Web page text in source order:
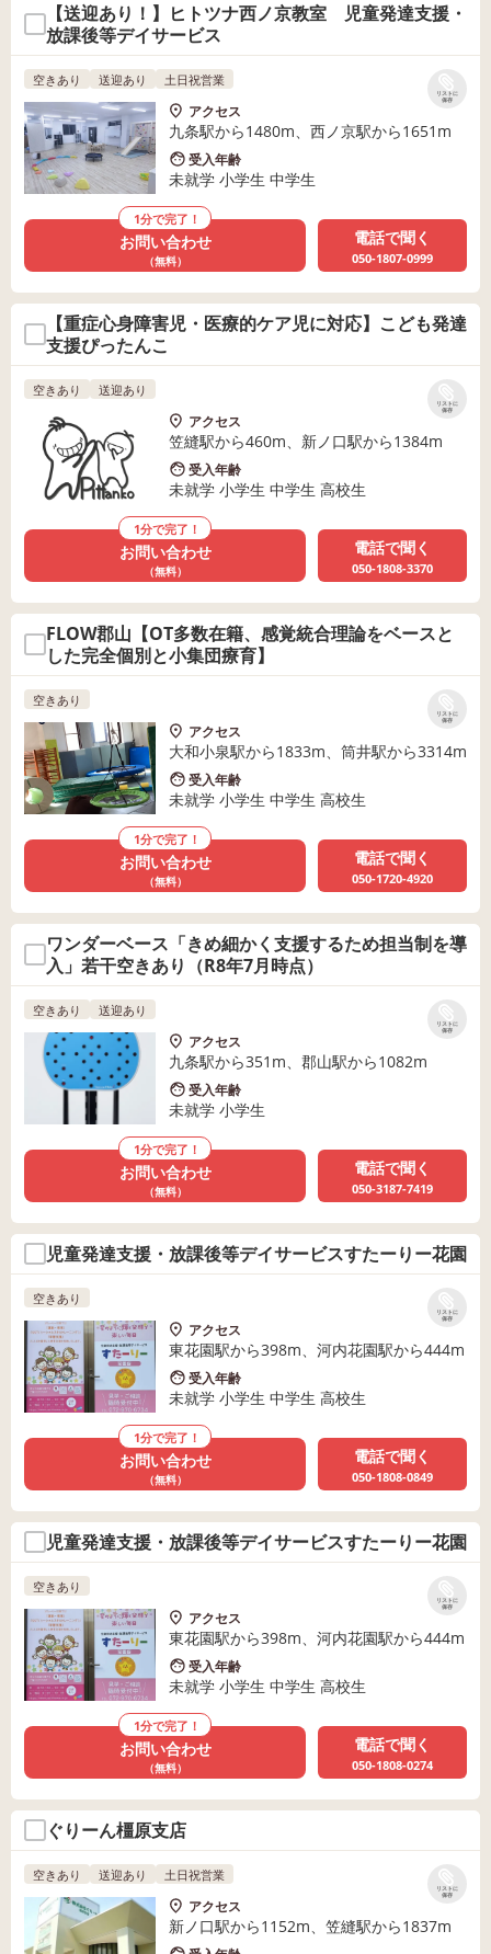
【送迎あり！】ヒトツナ西ノ京教室 児童発達支援・
放課後等デイサービス
リストに
保存
空きあり 送迎あり 土日祝営業
アクセス
九条駅から1480m、西ノ京駅から1651m
受入年齢
未就学 小学生 中学生
1分で完了！
お問い合わせ
（無料）
電話で聞く
050-1807-0999
【重症心身障害児・医療的ケア児に対応】こども発達
支援ぴったんこ
リストに
保存
空きあり 送迎あり
アクセス
笠縫駅から460m、新ノ口駅から1384m
受入年齢
未就学 小学生 中学生 高校生
1分で完了！
お問い合わせ
（無料）
電話で聞く
050-1808-3370
FLOW郡山【OT多数在籍、感覚統合理論をベースと
した完全個別と小集団療育】
リストに
保存
空きあり
アクセス
大和小泉駅から1833m、筒井駅から3314m
受入年齢
未就学 小学生 中学生 高校生
1分で完了！
お問い合わせ
（無料）
電話で聞く
050-1720-4920
ワンダーベース「きめ細かく支援するため担当制を導
入」若干空きあり（R8年7月時点）
リストに
保存
空きあり 送迎あり
アクセス
九条駅から351m、郡山駅から1082m
受入年齢
未就学 小学生
1分で完了！
お問い合わせ
（無料）
電話で聞く
050-3187-7419
児童発達支援・放課後等デイサービスすたーりー花園
リストに
保存
空きあり
アクセス
東花園駅から398m、河内花園駅から444m
受入年齢
未就学 小学生 中学生 高校生
1分で完了！
お問い合わせ
（無料）
電話で聞く
050-1808-0849
児童発達支援・放課後等デイサービスすたーりー花園
リストに
保存
空きあり
アクセス
東花園駅から398m、河内花園駅から444m
受入年齢
未就学 小学生 中学生 高校生
1分で完了！
お問い合わせ
（無料）
電話で聞く
050-1808-0274
ぐりーん橿原支店
リストに
保存
空きあり 送迎あり 土日祝営業
アクセス
新ノ口駅から1152m、笠縫駅から1837m